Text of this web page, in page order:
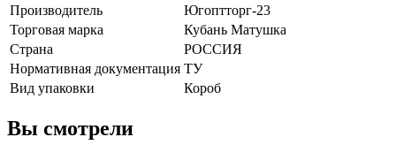
Производитель
Югоптторг-23
Торговая марка
Кубань Матушка
Страна
РОССИЯ
Нормативная документация ТУ
Вид упаковки
Короб
Вы смотрели